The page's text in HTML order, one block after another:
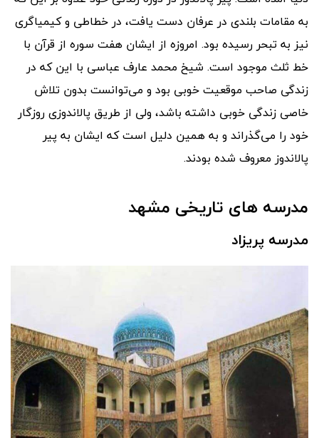
به مقامات بلندی در عرفان دست یافت، در خطاطی و کیمیاگری
نیز به تبحر رسیده بود. امروزه از ایشان هفت سوره از قرآن با
خط ثلث موجود است. شیخ محمد عارف عباسی با این که در
زندگی صاحب موقعیت خوبی بود و میتوانست بدون تلاش
خاصی زندگی خوبی داشته باشد، ولی از طریق پالاندوزی روزگار
خود را میگذراند و به همین دلیل است که ایشان به پیر
پالاندوز معروف شده بودند.
مدرسه های تاریخی مشهد
مدرسه پریزاد